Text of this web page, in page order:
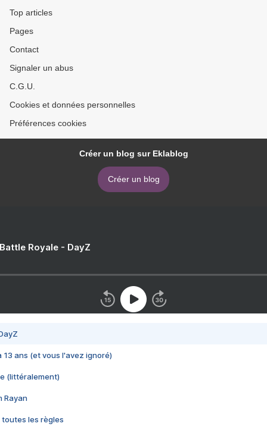
Top articles
Pages
Contact
Signaler un abus
C.G.U.
Cookies et données personnelles
Préférences cookies
Créer un blog sur Eklablog
Créer un blog
Royale - DayZ
13 ans (et vous l'avez ignoré)
(littéralement)
Rayan
toutes les règles